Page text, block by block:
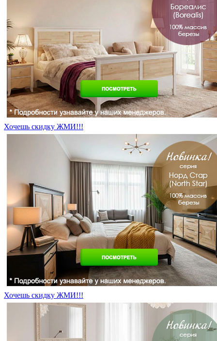
Хочешь скидку ЖМИ!!!
Хочешь скидку ЖМИ!!!